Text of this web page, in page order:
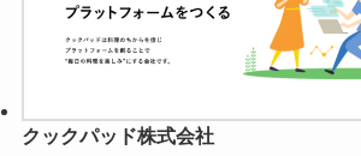
クックパッド株式会社